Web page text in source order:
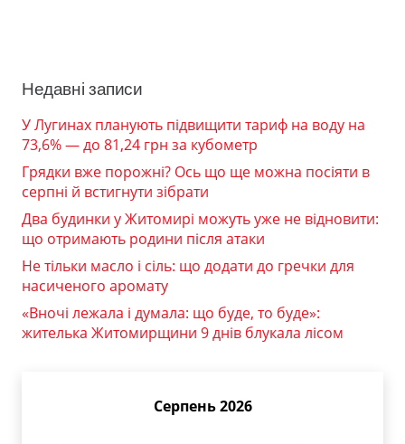
Недавні записи
У Лугинах планують підвищити тариф на воду на
73,6% — до 81,24 грн за кубометр
Грядки вже порожні? Ось що ще можна посіяти в
серпні й встигнути зібрати
Два будинки у Житомирі можуть уже не відновити:
що отримають родини після атаки
Не тільки масло і сіль: що додати до гречки для
насиченого аромату
«Вночі лежала і думала: що буде, то буде»:
жителька Житомирщини 9 днів блукала лісом
Серпень 2026